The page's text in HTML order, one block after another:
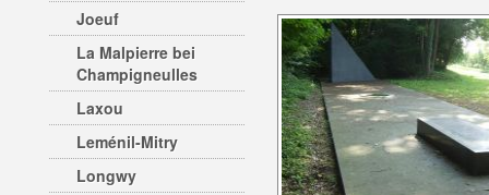
Joeuf
La Malpierre bei
Champigneulles
Laxou
Leménil-Mitry
Longwy